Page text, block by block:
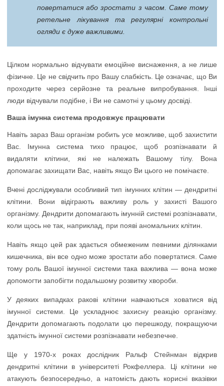
повертатися або зростати з часом. Саме тому
ретельне лікування та регулярні контрольні
огляди є дуже важливими.
Цілком нормально відчувати емоційне виснаження, а не лише
фізичне. Це не свідчить про Вашу слабкість. Це означає, що Ви
проходите через серйозне та реальне випробування. Інші
люди відчували подібне, і Ви не самотні у цьому досвіді.
Ваша імунна система продовжує працювати
Навіть зараз Ваш організм робить усе можливе, щоб захистити
Вас. Імунна система тихо працює, щоб розпізнавати й
видаляти клітини, які не належать Вашому тілу. Вона
допомагає захищати Вас, навіть якщо Ви цього не помічаєте.
Вчені досліджували особливий тип імунних клітин — дендритні
клітини. Вони відіграють важливу роль у захисті Вашого
організму. Дендрити допомагають імунній системі розпізнавати,
коли щось не так, наприклад, при появі аномальних клітин.
Навіть якщо цей рак здається обмеженим певними ділянками
кишечника, він все одно може зростати або повертатися. Саме
тому роль Вашої імунної системи така важлива — вона може
допомогти запобігти подальшому розвитку хвороби.
У деяких випадках ракові клітини навчаються ховатися від
імунної системи. Це ускладнює захисну реакцію організму.
Дендрити допомагають подолати цю перешкоду, покращуючи
здатність імунної системи розпізнавати небезпечне.
Ще у 1970-х роках дослідник Ральф Стейнман відкрив
дендритні клітини в університеті Рокфеллера. Ці клітини не
атакують безпосередньо, а натомість дають корисні вказівки